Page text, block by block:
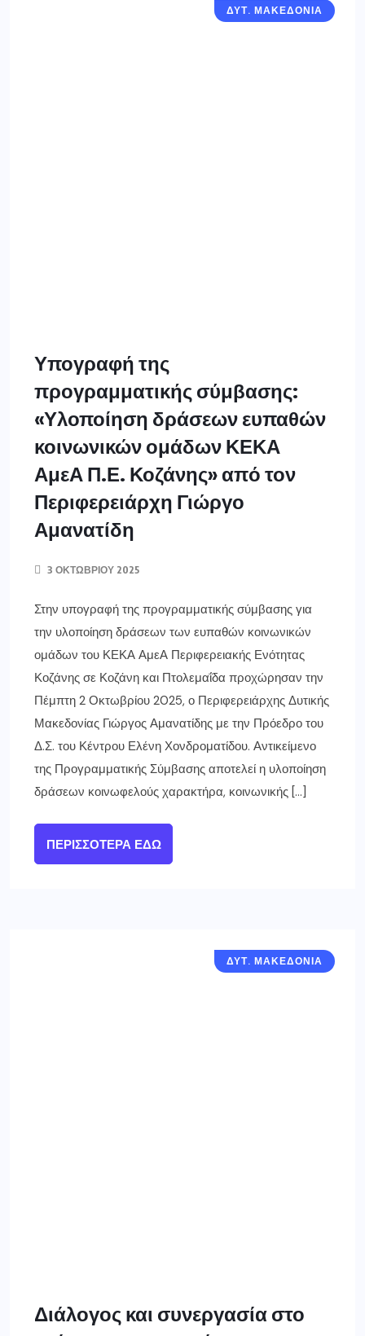
ΔΥΤ. ΜΑΚΕΔΟΝΙΑ
Υπογραφή της
προγραμματικής σύμβασης:
«Υλοποίηση δράσεων ευπαθών
κοινωνικών ομάδων ΚΕΚΑ
ΑμεΑ Π.Ε. Κοζάνης» από τον
Περιφερειάρχη Γιώργο
Αμανατίδη
3 ΟΚΤΩΒΡΊΟΥ 2025
Στην υπογραφή της προγραμματικής σύμβασης για
την υλοποίηση δράσεων των ευπαθών κοινωνικών
ομάδων του ΚΕΚΑ ΑμεΑ Περιφερειακής Ενότητας
Κοζάνης σε Κοζάνη και Πτολεμαΐδα προχώρησαν την
Πέμπτη 2 Οκτωβρίου 2025, ο Περιφερειάρχης Δυτικής
Μακεδονίας Γιώργος Αμανατίδης με την Πρόεδρο του
Δ.Σ. του Κέντρου Ελένη Χονδροματίδου. Αντικείμενο
της Προγραμματικής Σύμβασης αποτελεί η υλοποίηση
δράσεων κοινωφελούς χαρακτήρα, κοινωνικής […]
ΠΕΡΙΣΣΌΤΕΡΑ ΕΔΏ
ΔΥΤ. ΜΑΚΕΔΟΝΙΑ
Διάλογος και συνεργασία στο